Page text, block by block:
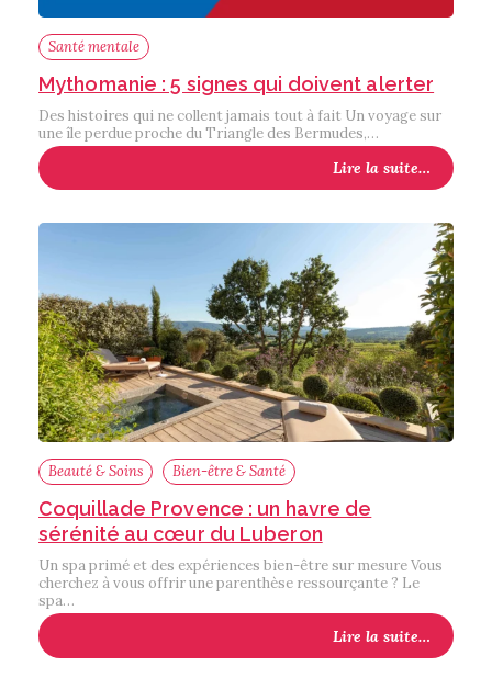
Santé mentale
Mythomanie : 5 signes qui doivent alerter
Des histoires qui ne collent jamais tout à fait Un voyage sur
une île perdue proche du Triangle des Bermudes,…
Lire la suite…
Beauté & Soins Bien-être & Santé
Coquillade Provence : un havre de
sérénité au cœur du Luberon
Un spa primé et des expériences bien-être sur mesure Vous
cherchez à vous offrir une parenthèse ressourçante ? Le
spa…
Lire la suite…